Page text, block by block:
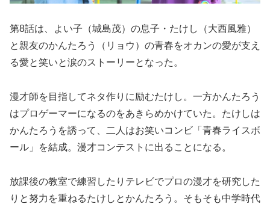
第8話は、よい子（城島茂）の息子・たけし（大西風雅）
と親友のかんたろう（リョウ）の青春をオカンの愛が支え
る愛と笑いと涙のストーリーとなった。
漫才師を目指してネタ作りに励むたけし。一方かんたろう
はプロゲーマーになるのをあきらめかけていた。たけしは
かんたろうを誘って、二人はお笑いコンビ「青春ライスボ
ール」を結成。漫才コンテストに出ることになる。
放課後の教室で練習したりテレビでプロの漫才を研究した
りと努力を重ねるたけしとかんたろう。そもそも中学時代